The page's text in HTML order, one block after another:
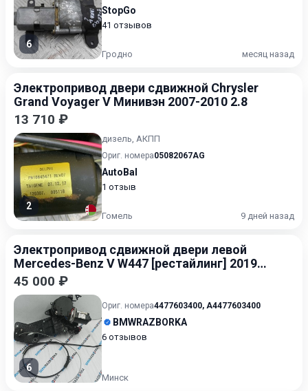
6
StopGo
41 отзывов
Гродно месяц назад
Электропривод двери сдвижной Chrysler
Grand Voyager V Минивэн 2007-2010 2.8
13 710 ₽
2
дизель, АКПП
Ориг. номера05082067AG
AutoBal
1 отзыв
Гомель 9 дней назад
Электропривод сдвижной двери левой
Mercedes-Benz V W447 [рестайлинг] 2019-
2024 2.0
45 000 ₽
6
Ориг. номера4477603400, A4477603400
BMWRAZBORKA
6 отзывов
Минск